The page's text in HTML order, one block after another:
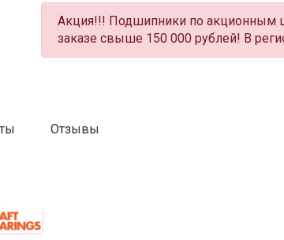
Акция!!! Подшипники по акционным
заказе свыше 150 000 рублей! В
Отзывы